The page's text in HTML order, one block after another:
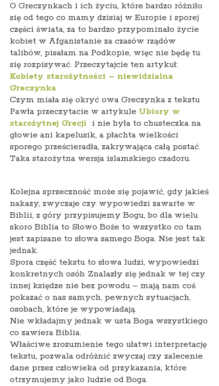
O Greczynkach i ich życiu, które bardzo różniło
się od tego co mamy dzisiaj w Europie i sporej
części świata, za to bardzo przypominało życie
kobiet w Afganistanie za czasów rządów
talibów, pisałam na Podkopie, więc nie będę tu
się rozpisywać. Przeczytajcie ten artykuł:
Kobiety starożytności – niewidzialna
Greczynka
Czym miała się okryć owa Greczynka z tekstu
Pawła przeczytacie w artykule Ubiory w
starożytnej Grecji i nie była to chusteczka na
głowie ani kapelusik, a płachta wielkości
sporego prześcieradła, zakrywająca całą postać.
Taka starożytna wersja islamskiego czadoru.
Kolejna sprzeczność może się pojawić, gdy jakieś
nakazy, zwyczaje czy wypowiedzi zawarte w
Biblii, z góry przypisujemy Bogu, bo dla wielu
skoro Biblia to Słowo Boże to wszystko co tam
jest zapisane to słowa samego Boga. Nie jest tak
jednak.
Spora część tekstu to słowa ludzi, wypowiedzi
konkretnych osób. Znalazły się jednak w tej czy
innej księdze nie bez powodu – mają nam coś
pokazać o nas samych, pewnych sytuacjach,
osobach, które je wypowiadają.
Nie wkładajmy jednak w usta Boga wszystkiego
co zawiera Biblia.
Właściwe zrozumienie tego ułatwi interpretację
tekstu, pozwala odróżnić zwyczaj czy zalecenie
dane przez człowieka od przykazania, które
otrzymujemy jako ludzie od Boga.